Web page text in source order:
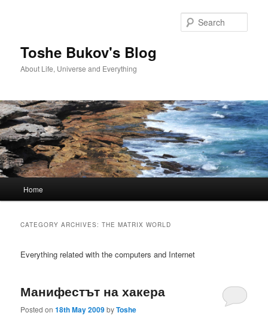
Toshe Bukov's Blog
About Life, Universe and Everything
Home
CATEGORY ARCHIVES:THE MATRIX WORLD
Everything related with the computers and Internet
Манифестът на хакера
Posted on18th May 2009byToshe